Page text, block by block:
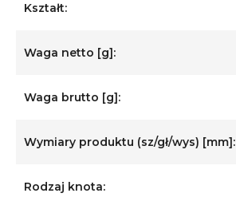
Kształt:
Waga netto [g]:
Waga brutto [g]:
Wymiary produktu (sz/gł/wys) [mm]:
Rodzaj knota: